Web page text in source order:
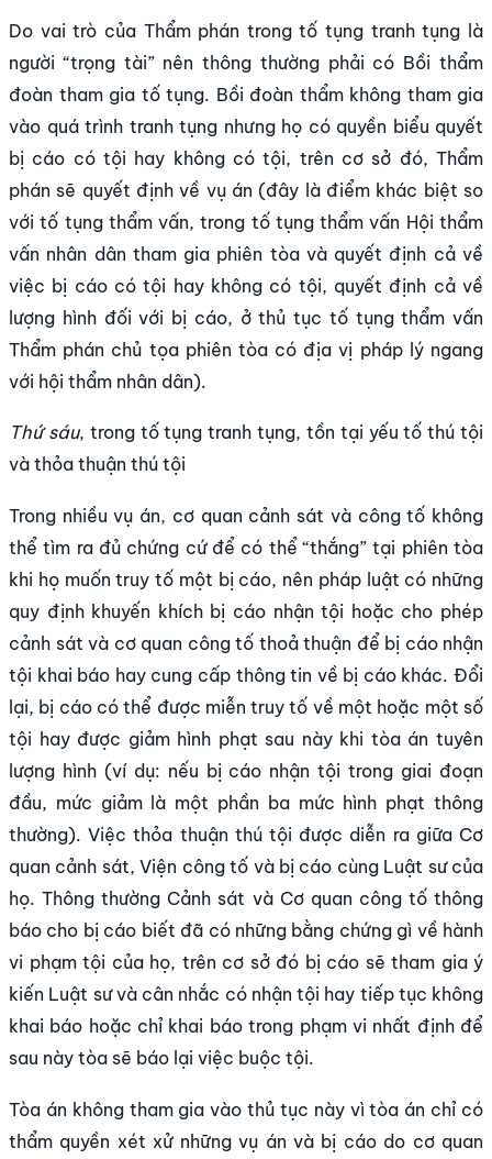
Do vai trò của Thẩm phán trong tố tụng tranh tụng là
người “trọng tài” nên thông thường phải có Bồi thẩm
đoàn tham gia tố tụng. Bồi đoàn thẩm không tham gia
vào quá trình tranh tụng nhưng họ có quyền biểu quyết
bị cáo có tội hay không có tội, trên cơ sở đó, Thẩm
phán sẽ quyết định về vụ án (đây là điểm khác biệt so
với tố tụng thẩm vấn, trong tố tụng thẩm vấn Hội thẩm
vấn nhân dân tham gia phiên tòa và quyết định cả về
việc bị cáo có tội hay không có tội, quyết định cả về
lượng hình đối với bị cáo, ở thủ tục tố tụng thẩm vấn
Thẩm phán chủ tọa phiên tòa có địa vị pháp lý ngang
với hội thẩm nhân dân).
Thứ sáu, trong tố tụng tranh tụng, tồn tại yếu tố thú tội
và thỏa thuận thú tội
Trong nhiều vụ án, cơ quan cảnh sát và công tố không
thể tìm ra đủ chứng cứ để có thể “thắng” tại phiên tòa
khi họ muốn truy tố một bị cáo, nên pháp luật có những
quy định khuyến khích bị cáo nhận tội hoặc cho phép
cảnh sát và cơ quan công tố thoả thuận để bị cáo nhận
tội khai báo hay cung cấp thông tin về bị cáo khác. Đổi
lại, bị cáo có thể được miễn truy tố về một hoặc một số
tội hay được giảm hình phạt sau này khi tòa án tuyên
lượng hình (ví dụ: nếu bị cáo nhận tội trong giai đoạn
đầu, mức giảm là một phần ba mức hình phạt thông
thường). Việc thỏa thuận thú tội được diễn ra giữa Cơ
quan cảnh sát, Viện công tố và bị cáo cùng Luật sư của
họ. Thông thường Cảnh sát và Cơ quan công tố thông
báo cho bị cáo biết đã có những bằng chứng gì về hành
vi phạm tội của họ, trên cơ sở đó bị cáo sẽ tham gia ý
kiến Luật sư và cân nhắc có nhận tội hay tiếp tục không
khai báo hoặc chỉ khai báo trong phạm vi nhất định để
sau này tòa sẽ báo lại việc buộc tội.
Tòa án không tham gia vào thủ tục này vì tòa án chỉ có
thẩm quyền xét xử những vụ án và bị cáo do cơ quan